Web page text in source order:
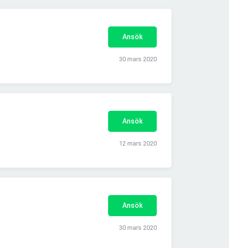
Ansök
30 mars 2020
Ansök
12 mars 2020
Ansök
30 mars 2020